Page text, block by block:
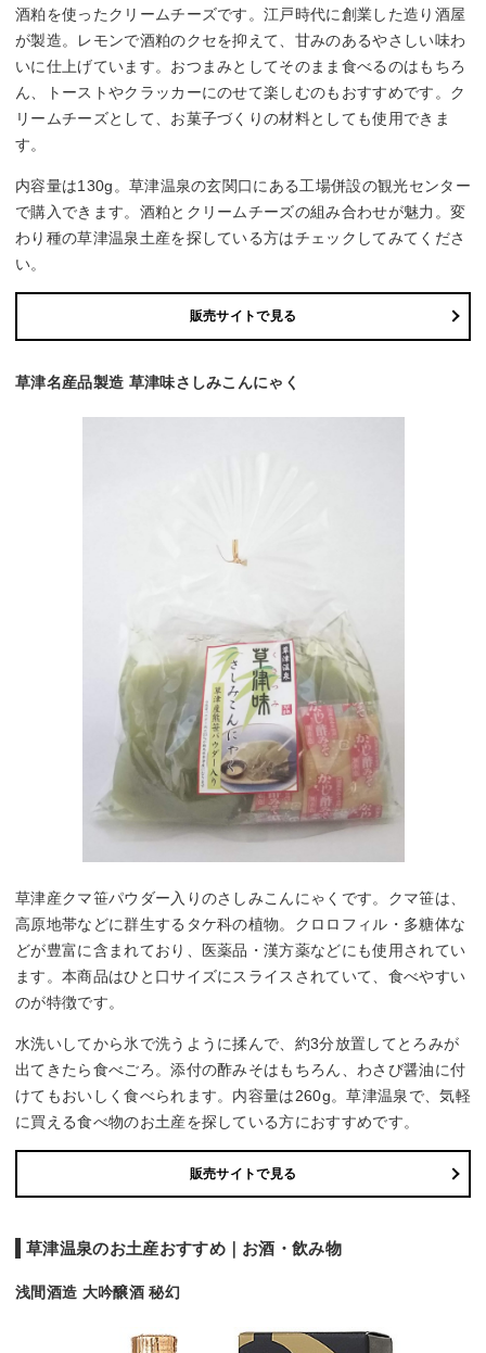
酒粕を使ったクリームチーズです。江戸時代に創業した造り酒屋
が製造。レモンで酒粕のクセを抑えて、甘みのあるやさしい味わ
いに仕上げています。おつまみとしてそのまま食べるのはもちろ
ん、トーストやクラッカーにのせて楽しむのもおすすめです。ク
リームチーズとして、お菓子づくりの材料としても使用できま
す。
内容量は130g。草津温泉の玄関口にある工場併設の観光センター
で購入できます。酒粕とクリームチーズの組み合わせが魅力。変
わり種の草津温泉土産を探している方はチェックしてみてくださ
い。
販売サイトで見る
草津名産品製造 草津味さしみこんにゃく
草津産クマ笹パウダー入りのさしみこんにゃくです。クマ笹は、
高原地帯などに群生するタケ科の植物。クロロフィル・多糖体な
どが豊富に含まれており、医薬品・漢方薬などにも使用されてい
ます。本商品はひと口サイズにスライスされていて、食べやすい
のが特徴です。
水洗いしてから氷で洗うように揉んで、約3分放置してとろみが
出てきたら食べごろ。添付の酢みそはもちろん、わさび醤油に付
けてもおいしく食べられます。内容量は260g。草津温泉で、気軽
に買える食べ物のお土産を探している方におすすめです。
販売サイトで見る
草津温泉のお土産おすすめ｜お酒・飲み物
浅間酒造 大吟醸酒 秘幻